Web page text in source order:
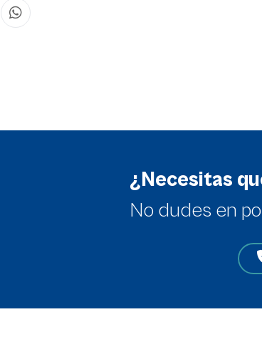
¿Necesitas
No dudes en